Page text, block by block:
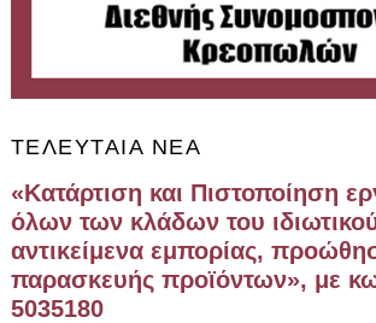
ΤΕΛΕΥΤΑΊΑ ΝΈΑ
«Κατάρτιση και Πιστοποίηση
όλων των κλάδων του
αντικείμενα εμπορίας,
παρασκευής προϊόντων», με
5035180